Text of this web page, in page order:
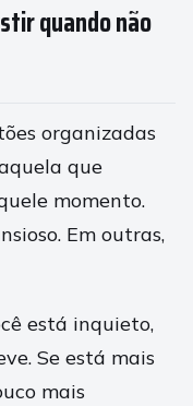
quando não
organizadas
que
momento.
Em outras,
está inquieto,
Se está mais
mais